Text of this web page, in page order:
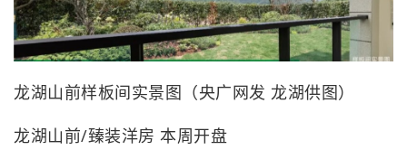
龙湖山前样板间实景图（央广网发 龙湖供图）
龙湖山前/臻装洋房 本周开盘